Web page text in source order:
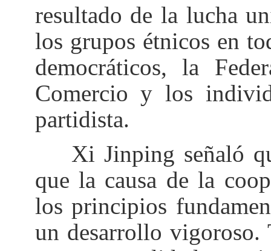
resultado de la lucha
los grupos étnicos en
democráticos, la
Comercio y los
partidista.
Xi Jinping señaló
que la causa de la
los principios
un desarrollo vigoroso.